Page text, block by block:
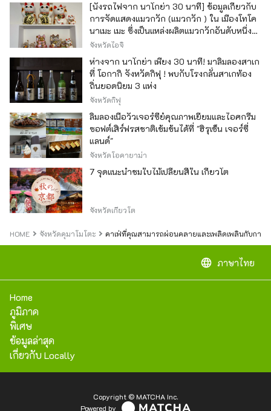
[นั่งรถไฟจาก นาโกย่า 30 นาที] ข้อมูลเกี่ยวกับ
การจัดแสดงแมวกวัก (แมวกวัก ) ใน เมืองโทโค
นาเมะ เมะ ซึ่งเป็นแหล่งผลิตแมวกวักอันดับหนึ่ง
ของญี่ปุ่น
จังหวัดไอจิ
ห่างจาก นาโกย่า เพียง 30 นาที! มาลิ้มลองสาเก
ที่ โอกากิ จังหวัดกิฟุ ! พบกับโรงกลั่นสาเกท้อง
ถิ่นยอดนิยม 3 แห่ง
จังหวัดกิฟุ
ลิ้มลองเนื้อวัวเจอร์ซีย์คุณภาพเยี่ยมและไอศกรีม
ซอฟต์เสิร์ฟรสชาติเข้มข้นได้ที่ "ฮิรุเซ็น เจอร์ซี่
แลนด์"
จังหวัดโอคายาม่า
7 จุดแนะนำชมใบไม้เปลี่ยนสีใน เกียวโต
จังหวัดเกียวโต
HOME จังหวัดคุมาโมโตะ คาเฟ่ที่คุณสามารถผ่อนคลายและเพลิดเพลินกับการ
language ภาษาไทย
Home
ภูมิภาค
พิเศษ
ข้อมูลล่าสุด
เกี่ยวกับ Locally
Copyright © MATCHA Inc.
Powered by